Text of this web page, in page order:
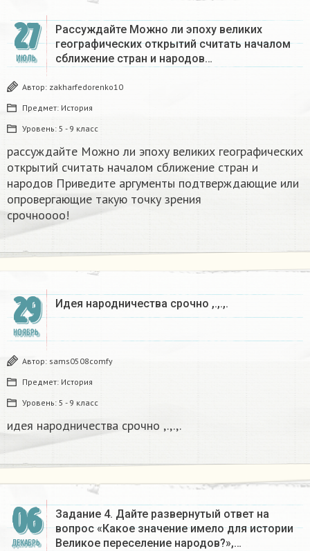
27
ИЮЛЬ
Рассуждайте Можно ли эпоху великих
географических открытий считать началом
сближение стран и народов…
Автор: zakharfedorenko10
Предмет: История
Уровень: 5 - 9 класс
рассуждайте Можно ли эпоху великих географических
открытий считать началом сближение стран и
народов Приведите аргументы подтверждающие или
опровергающие такую точку зрения
срочноооо!​
29
НОЯБРЬ
Идея народничества срочно ,.,.,.​
Автор: sams0508comfy
Предмет: История
Уровень: 5 - 9 класс
идея народничества срочно ,.,.,.​
06
ДЕКАБРЬ
Задание 4. Дайте развернутый ответ на
вопрос «Какое значение имело для истории
Великое переселение народов?»,…